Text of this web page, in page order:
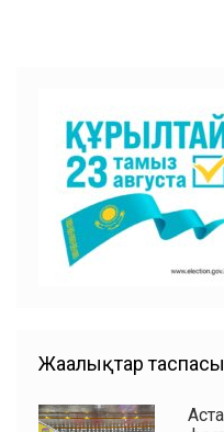
b
o
o
k
A
p
p
Жаңалықтар таспасы